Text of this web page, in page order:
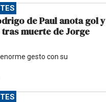
de Paul anota gol y
muerte de Jorge
gesto con su